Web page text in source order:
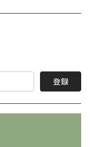
登録